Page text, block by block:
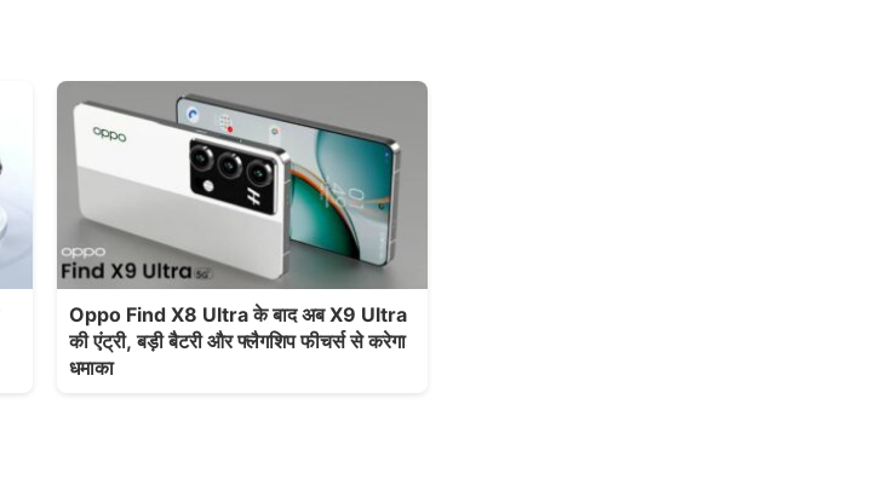
Oppo Find X8 Ultra के बाद अब X9 Ultra
की एंट्री, बड़ी बैटरी और फ्लैगशिप फीचर्स से करेगा
धमाका